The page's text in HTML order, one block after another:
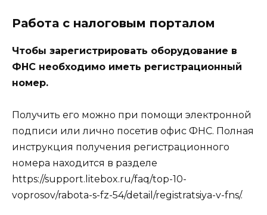
Работа с налоговым порталом
Чтобы зарегистрировать оборудование в
ФНС необходимо иметь регистрационный
номер.
Получить его можно при помощи электронной
подписи или лично посетив офис ФНС. Полная
инструкция получения регистрационного
номера находится в разделе
https://support.litebox.ru/faq/top-10-
voprosov/rabota-s-fz-54/detail/registratsiya-v-fns/.